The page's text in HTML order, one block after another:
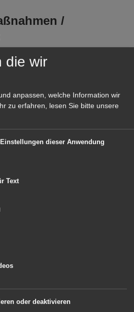
/
Brandherd,
angebranntes Essen
einem
werden.
die wir
anpassen, welche Information wir
zu erfahren, lesen Sie bitte unsere
dieser Anwendung
Text
oder deaktivieren